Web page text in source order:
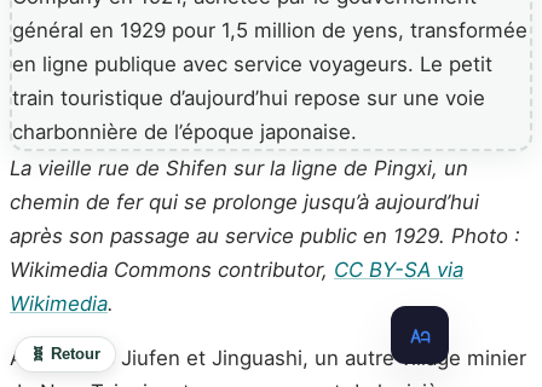
La vieille rue de Shifen sur la ligne de Pingxi, un
chemin de fer qui se prolonge jusqu’à aujourd’hui
après son passage au service public en 1929. Photo :
Wikimedia Commons contributor, CC BY-SA via
Wikimedia.
Au-delà de Jiufen et Jinguashi, un autre village minier
🧬 Retour